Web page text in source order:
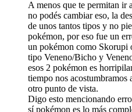
A menos que te permitan ir
no podés cambiar eso, la
de unos tantos tipos y no
pokémon, por eso fue un
un pokémon como Skorupi
tipo Veneno/Bicho y
esos 2 pokémon es
tiempo nos acostumbramos
otro punto de vista.
Digo esto mencionando
sí pokémon es lo más